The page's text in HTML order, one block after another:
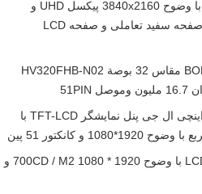
پانل LCD 75 اینچی Innolux با وضوح 3840x2160 پیکسل UHD و
روشنایی 380 cd / m2 برای صفحه سفید تعاملی و صفحه LCD
شاشة عرض تلفزيون BOE LCD مقاس 32 بوصة HV320FHB-N02
پنل تلویزیون ال سی دی 55 اینچی ال جی پنل نمایشگر TFT-LCD با
55 اینچ پانل تلویزیون LCD BOE با وضوح 1920 * 1080 700CD / M2 و